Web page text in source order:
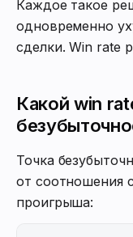
Каждое такое
одновременно
сделки. Win rate
Какой win
Точка
от соотношения
проигрыша: